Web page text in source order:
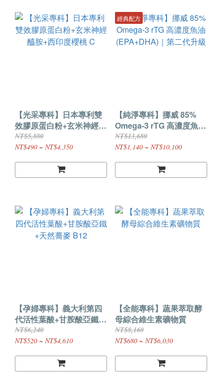
【光采專科】日本專利雙
效膠原蛋白粉+玄米神經醯
胺+西印度櫻桃 C
NT$5,880
NT$490 ~ NT$4,350
經典配方
【純淨專科】挪威 85%
Omega-3 rTG 高濃度魚油
(EPA+DHA)｜第二代升級
NT$13,680
NT$1,140 ~ NT$10,100
【孕婦專科】義大利第四
代活性葉酸+甘胺酸亞鐵
+天然蕎麥 B12
NT$6,240
NT$520 ~ NT$4,610
【全能專科】蔬果萃取酵
母綜合維生素礦物質
NT$8,160
NT$680 ~ NT$6,030